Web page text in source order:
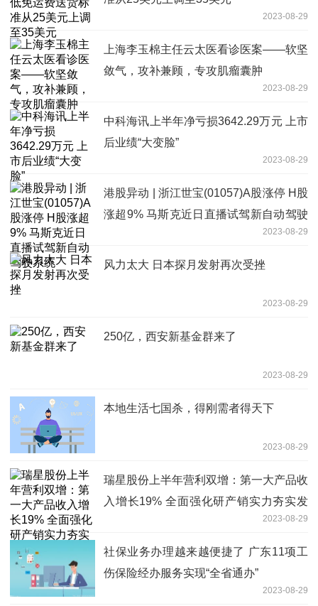
2023-08-29
上海李玉棉主任云太医看诊医案——软坚
敛气，攻补兼顾，专攻肌瘤囊肿
2023-08-29
中科海讯上半年净亏损3642.29万元 上市
后业绩“大变脸”
2023-08-29
港股异动 | 浙江世宝(01057)A股涨停 H股
涨超9% 马斯克近日直播试驾新自动驾驶
2023-08-29
风力太大 日本探月发射再次受挫
2023-08-29
250亿，西安新基金群来了
2023-08-29
本地生活七国杀，得刚需者得天下
2023-08-29
瑞星股份上半年营利双增：第一大产品收
入增长19% 全面强化研产销实力夯实发
2023-08-29
社保业务办理越来越便捷了 广东11项工
伤保险经办服务实现“全省通办”
2023-08-29